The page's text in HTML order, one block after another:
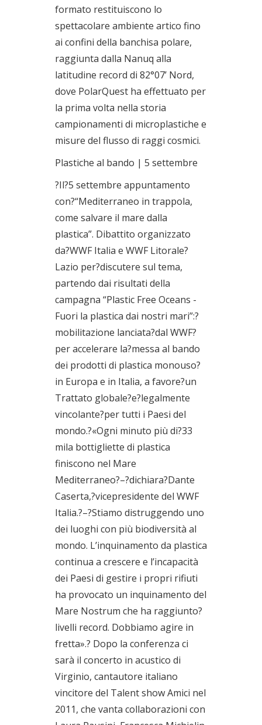
formato restituiscono lo
spettacolare ambiente artico fino
ai confini della banchisa polare,
raggiunta dalla Nanuq alla
latitudine record di 82°07’ Nord,
dove PolarQuest ha effettuato per
la prima volta nella storia
campionamenti di microplastiche e
misure del flusso di raggi cosmici.
Plastiche al bando | 5 settembre
?Il?5 settembre appuntamento
con?“Mediterraneo in trappola,
come salvare il mare dalla
plastica”. Dibattito organizzato
da?WWF Italia e WWF Litorale?
Lazio per?discutere sul tema,
partendo dai risultati della
campagna “Plastic Free Oceans -
Fuori la plastica dai nostri mari”:?
mobilitazione lanciata?dal WWF?
per accelerare la?messa al bando
dei prodotti di plastica monouso?
in Europa e in Italia, a favore?un
Trattato globale?e?legalmente
vincolante?per tutti i Paesi del
mondo.?«Ogni minuto più di?33
mila bottigliette di plastica
finiscono nel Mare
Mediterraneo?–?dichiara?Dante
Caserta,?vicepresidente del WWF
Italia.?–?Stiamo distruggendo uno
dei luoghi con più biodiversità al
mondo. L’inquinamento da plastica
continua a crescere e l’incapacità
dei Paesi di gestire i propri rifiuti
ha provocato un inquinamento del
Mare Nostrum che ha raggiunto?
livelli record. Dobbiamo agire in
fretta».? Dopo la conferenza ci
sarà il concerto in acustico di
Virginio, cantautore italiano
vincitore del Talent show Amici nel
2011, che vanta collaborazioni con